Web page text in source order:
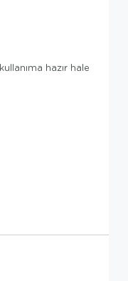
hazır hale